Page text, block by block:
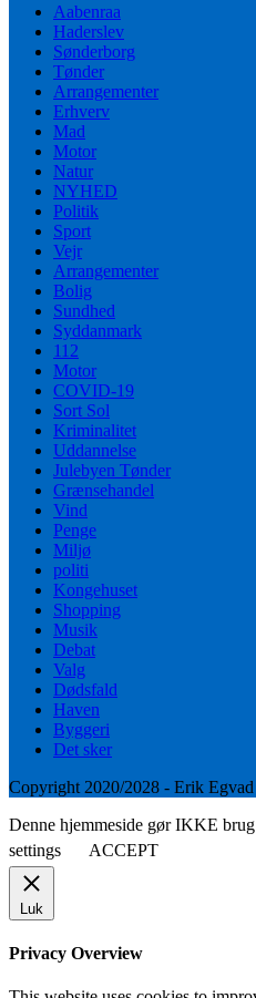
Aabenraa
Haderslev
Sønderborg
Tønder
Arrangementer
Erhverv
Mad
Motor
Natur
NYHED
Politik
Sport
Vejr
Arrangementer
Bolig
Sundhed
Syddanmark
112
Motor
COVID-19
Sort Sol
Kriminalitet
Uddannelse
Julebyen Tønder
Grænsehandel
Vind
Penge
Miljø
politi
Kongehuset
Shopping
Musik
Debat
Valg
Dødsfald
Haven
Byggeri
Det sker
Copyright 2020/2028 - Erik Egvad
Denne hjemmeside gør IKKE
settings
ACCEPT
Luk
Privacy Overview